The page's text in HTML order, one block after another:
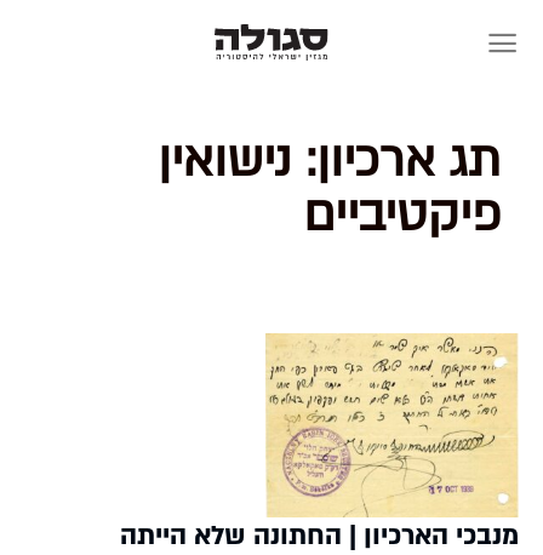
תג ארכיון: נישואין
פיקטיביים
מנבכי הארכיון | החתונה שלא הייתה